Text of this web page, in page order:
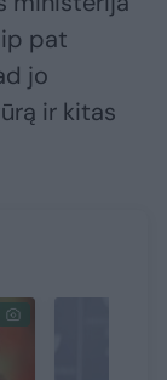
pat
jo
ir kitas